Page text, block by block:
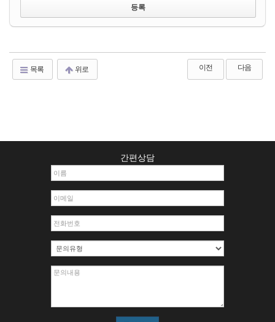
목록 위로 이전 다음
간편상담